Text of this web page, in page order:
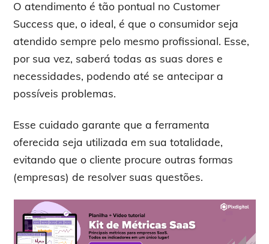
O atendimento é tão pontual no Customer
Success que, o ideal, é que o consumidor seja
atendido sempre pelo mesmo profissional. Esse,
por sua vez, saberá todas as suas dores e
necessidades, podendo até se antecipar a
possíveis problemas.
Esse cuidado garante que a ferramenta
oferecida seja utilizada em sua totalidade,
evitando que o cliente procure outras formas
(empresas) de resolver suas questões.